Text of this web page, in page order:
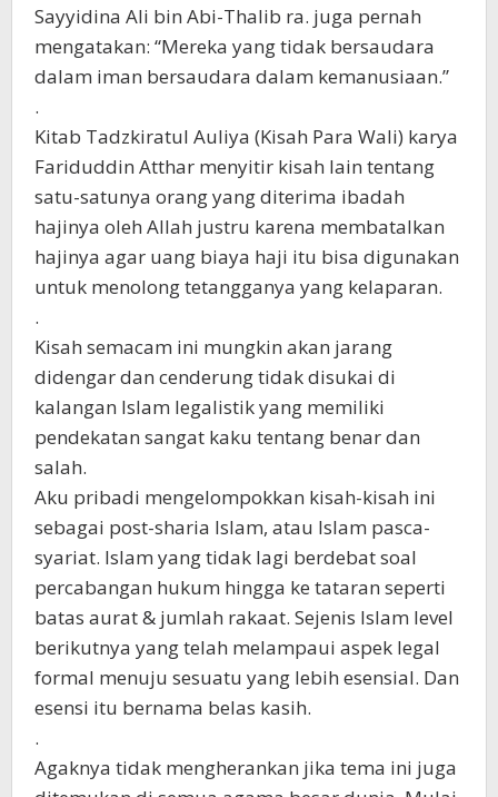
Sayyidina Ali bin Abi-Thalib ra. juga pernah
mengatakan: “Mereka yang tidak bersaudara
dalam iman bersaudara dalam kemanusiaan.”
.
Kitab Tadzkiratul Auliya (Kisah Para Wali) karya
Fariduddin Atthar menyitir kisah lain tentang
satu-satunya orang yang diterima ibadah
hajinya oleh Allah justru karena membatalkan
hajinya agar uang biaya haji itu bisa digunakan
untuk menolong tetangganya yang kelaparan.
.
Kisah semacam ini mungkin akan jarang
didengar dan cenderung tidak disukai di
kalangan Islam legalistik yang memiliki
pendekatan sangat kaku tentang benar dan
salah.
Aku pribadi mengelompokkan kisah-kisah ini
sebagai post-sharia Islam, atau Islam pasca-
syariat. Islam yang tidak lagi berdebat soal
percabangan hukum hingga ke tataran seperti
batas aurat & jumlah rakaat. Sejenis Islam level
berikutnya yang telah melampaui aspek legal
formal menuju sesuatu yang lebih esensial. Dan
esensi itu bernama belas kasih.
.
Agaknya tidak mengherankan jika tema ini juga